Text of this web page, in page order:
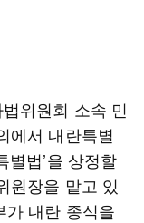
위원회 소속 민
에서 내란특별
별법’을 상정할
원장을 맡고 있
가 내란 종식을